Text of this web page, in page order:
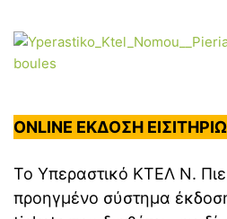
ONLINE ΕΚΔΟΣΗ
Το Υπεραστικό ΚΤΕΛ Ν.
προηγμένο σύστημα